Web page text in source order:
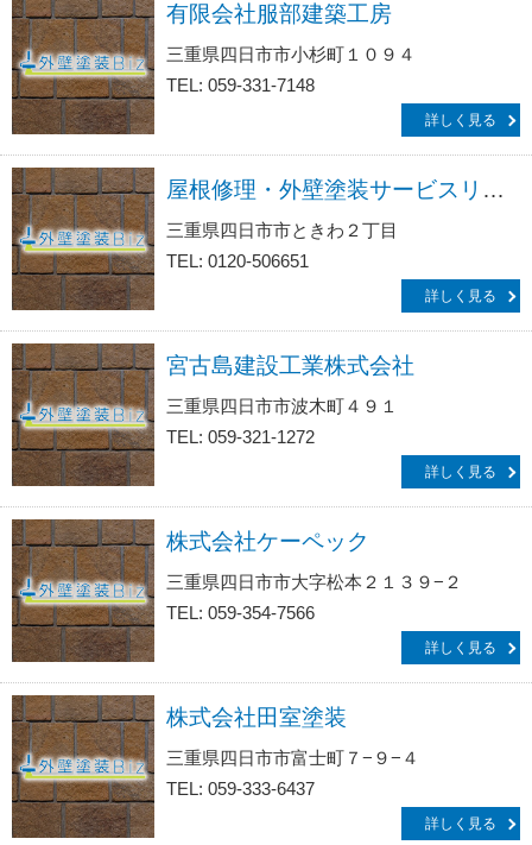
有限会社服部建築工房
三重県四日市市小杉町１０９４
TEL: 059-331-7148
詳しく見る
屋根修理・外壁塗装サービスリフォームの生活救急車ＪＢＲ
三重県四日市市ときわ２丁目
TEL: 0120-506651
詳しく見る
宮古島建設工業株式会社
三重県四日市市波木町４９１
TEL: 059-321-1272
詳しく見る
株式会社ケーペック
三重県四日市市大字松本２１３９−２
TEL: 059-354-7566
詳しく見る
株式会社田室塗装
三重県四日市市富士町７−９−４
TEL: 059-333-6437
詳しく見る